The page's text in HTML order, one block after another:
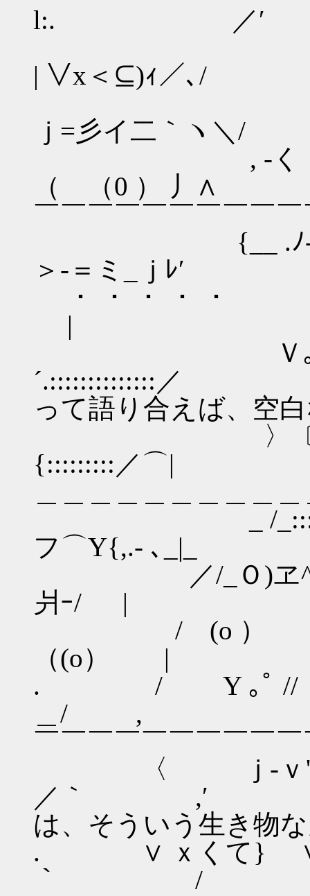
l:. ／′
| ∨x＜⊆)ｨ／､/
ｊ=彡イ二｀ヽ＼/
, ‐く ｡￣｀
（ （0 ） 丿∧
￣￣￣￣￣￣￣￣￣
{__ .ﾉ‐-ミく
＞‐＝
・ ・
|
Ｖ｡ ﾟ＞＜
´.::::::::::::::／
って語り合えば、空
〉〔ニニ＾
{:::::::::／⌒|
_ /_::::ヽ
フ⌒Y{,.- ､_|_
／/_Ｏ)ヱ^ｆ
爿ｰ/ |
/ (o ） 〉xY´
（(o） |
. / Y ｡ﾟ // | |
＿/ , f´
￣￣￣￣￣￣￣￣￣
〈 ｊ‐ｖ' 〈
／｀
は、そういう生き物
. ∨ ｘくて}
｀ /